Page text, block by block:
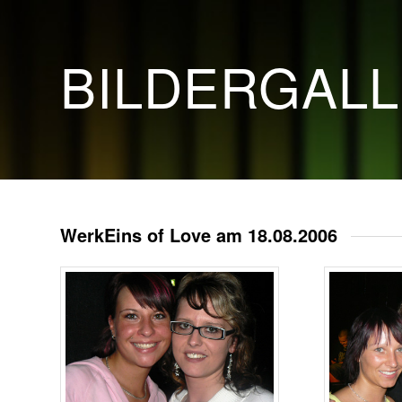
WerkEins of Love am 18.08.2006